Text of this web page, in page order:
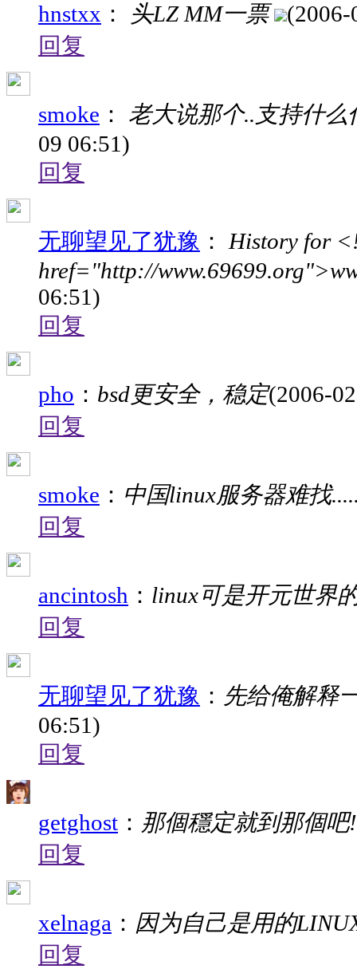
hnstxx ： 头LZ MM一票 (2006-
回复
smoke ：
老大说那个..支持什么
09 06:51)
回复
无聊望见了犹豫 ：
History for
href="http://
06:51)
回复
pho ： bsd更安全，稳定(2006-
回复
smoke ： 中国linux服务器难找
回复
ancintosh ： linux可是开元世界
回复
无聊望见了犹豫 ： 先给俺解释
06:51)
回复
getghost ： 那個穩定就到那個吧
回复
xelnaga ： 因为自己是用的
回复